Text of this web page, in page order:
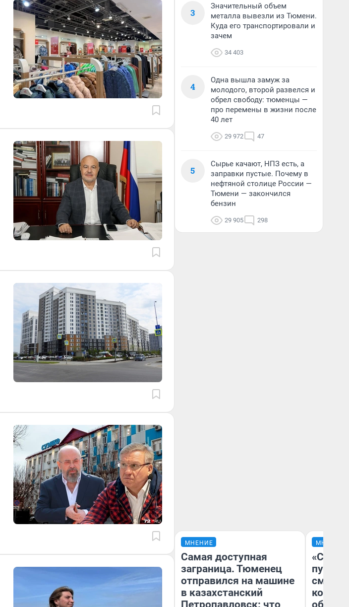
3
Значительный объем
металла вывезли из Тюмени.
Куда его транспортировали и
зачем
34 403
4
Одна вышла замуж за
молодого, второй развелся и
обрел свободу: тюменцы —
про перемены в жизни после
40 лет
29 972 47
5
Сырье качают, НПЗ есть, а
заправки пустые. Почему в
нефтяной столице России —
Тюмени — закончился
бензин
29 905 298
МНЕНИЕ
Самая доступная
заграница. Тюменец
отправился на машине
в казахстанский
Петропавловск: что
МНЕНИЕ